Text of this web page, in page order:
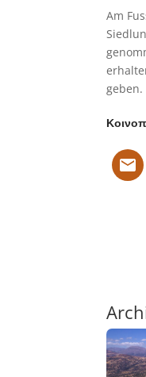
Am
geben.